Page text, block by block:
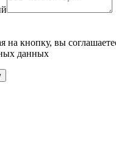
на кнопку, вы
данных